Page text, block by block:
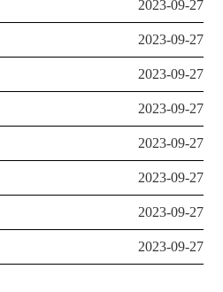
2023-09-27
2023-09-27
2023-09-27
2023-09-27
2023-09-27
2023-09-27
2023-09-27
2023-09-27